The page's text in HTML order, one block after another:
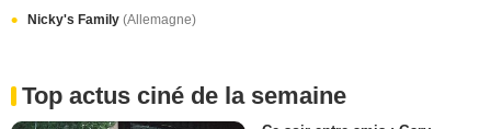
Nicky's Family (Allemagne)
Top actus ciné de la semaine